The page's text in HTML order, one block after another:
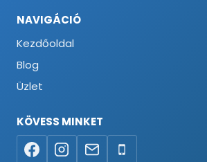
NAVIGÁCIÓ
Kezdőoldal
Blog
Üzlet
KÖVESS MINKET